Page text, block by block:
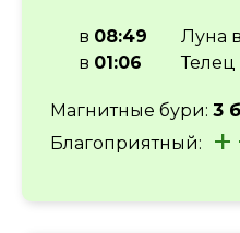
в 08:49
в 01:06
Луна
Телец
Магнитные бури: 3
Благоприятный:
+